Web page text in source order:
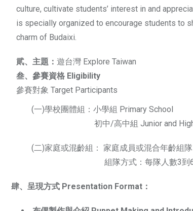
culture, cultivate students’ interest in and
is specially organized to encourage students to
charm of Budaixi.
貮、主題： 遊台灣 Explore Taiwan
叁、參賽資格 Eligibility
參賽對象 Target Participants
(一)學校團體組：小學組 Primary School
初中/高中組 Junior and High
(二)家庭或混齡組： 家庭成員或混合年齡組隊
組隊方式：每隊人數3到6人。Team
肆、呈現方式 Presentation Format：